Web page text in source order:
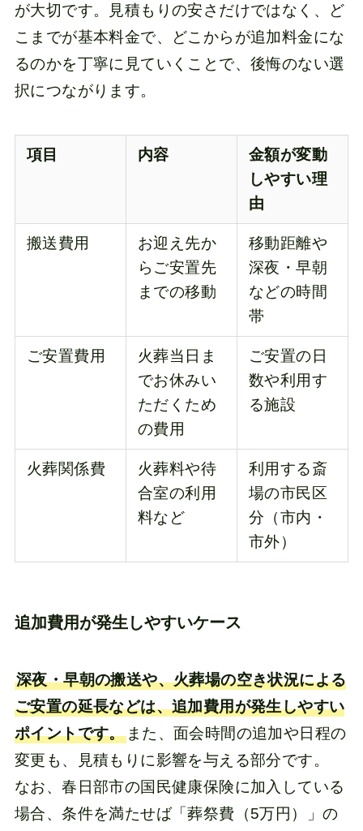
が大切です。見積もりの安さだけではなく、ど
こまでが基本料金で、どこからが追加料金にな
るのかを丁寧に見ていくことで、後悔のない選
択につながります。
項目 内容
金額が変動
しやすい理
由
搬送費用
お迎え先か
らご安置先
までの移動
移動距離や
深夜・早朝
などの時間
帯
ご安置費用
火葬当日ま
でお休みい
ただくため
の費用
ご安置の日
数や利用す
る施設
火葬関係費
火葬料や待
合室の利用
料など
利用する斎
場の市民区
分（市内・
市外）
追加費用が発生しやすいケース
深夜・早朝の搬送や、火葬場の空き状況による
ご安置の延長などは、追加費用が発生しやすい
ポイントです。また、面会時間の追加や日程の
変更も、見積もりに影響を与える部分です。
なお、春日部市の国民健康保険に加入している
場合、条件を満たせば「葬祭費（5万円）」の